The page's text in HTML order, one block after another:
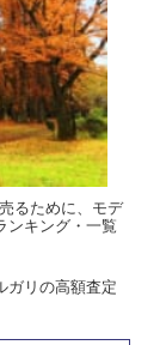
るために、モデ
ンキング・一覧
ガリの高額査定